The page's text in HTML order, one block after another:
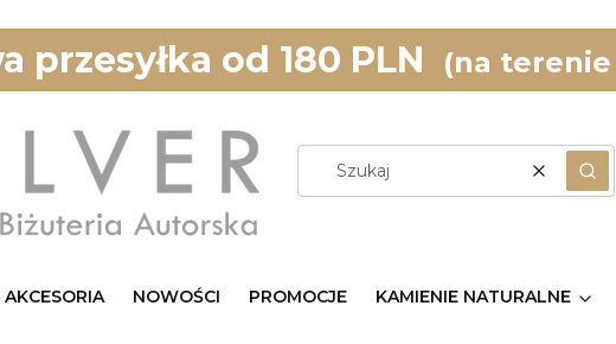
przesyłka od 180 PLN (na
Wyczyść
AKCESORIA NOWOŚCI PROMOCJE KAMIENIE NATURALNE